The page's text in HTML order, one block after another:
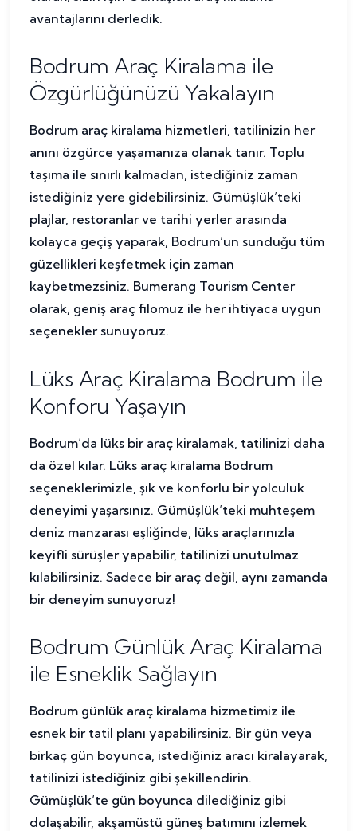
avantajlarını derledik.
Bodrum Araç Kiralama ile
Özgürlüğünüzü Yakalayın
Bodrum araç kiralama hizmetleri, tatilinizin her
anını özgürce yaşamanıza olanak tanır. Toplu
taşıma ile sınırlı kalmadan, istediğiniz zaman
istediğiniz yere gidebilirsiniz. Gümüşlük’teki
plajlar, restoranlar ve tarihi yerler arasında
kolayca geçiş yaparak, Bodrum’un sunduğu tüm
güzellikleri keşfetmek için zaman
kaybetmezsiniz. Bumerang Tourism Center
olarak, geniş araç filomuz ile her ihtiyaca uygun
seçenekler sunuyoruz.
Lüks Araç Kiralama Bodrum ile
Konforu Yaşayın
Bodrum’da lüks bir araç kiralamak, tatilinizi daha
da özel kılar. Lüks araç kiralama Bodrum
seçeneklerimizle, şık ve konforlu bir yolculuk
deneyimi yaşarsınız. Gümüşlük’teki muhteşem
deniz manzarası eşliğinde, lüks araçlarınızla
keyifli sürüşler yapabilir, tatilinizi unutulmaz
kılabilirsiniz. Sadece bir araç değil, aynı zamanda
bir deneyim sunuyoruz!
Bodrum Günlük Araç Kiralama
ile Esneklik Sağlayın
Bodrum günlük araç kiralama hizmetimiz ile
esnek bir tatil planı yapabilirsiniz. Bir gün veya
birkaç gün boyunca, istediğiniz aracı kiralayarak,
tatilinizi istediğiniz gibi şekillendirin.
Gümüşlük’te gün boyunca dilediğiniz gibi
dolaşabilir, akşamüstü güneş batımını izlemek